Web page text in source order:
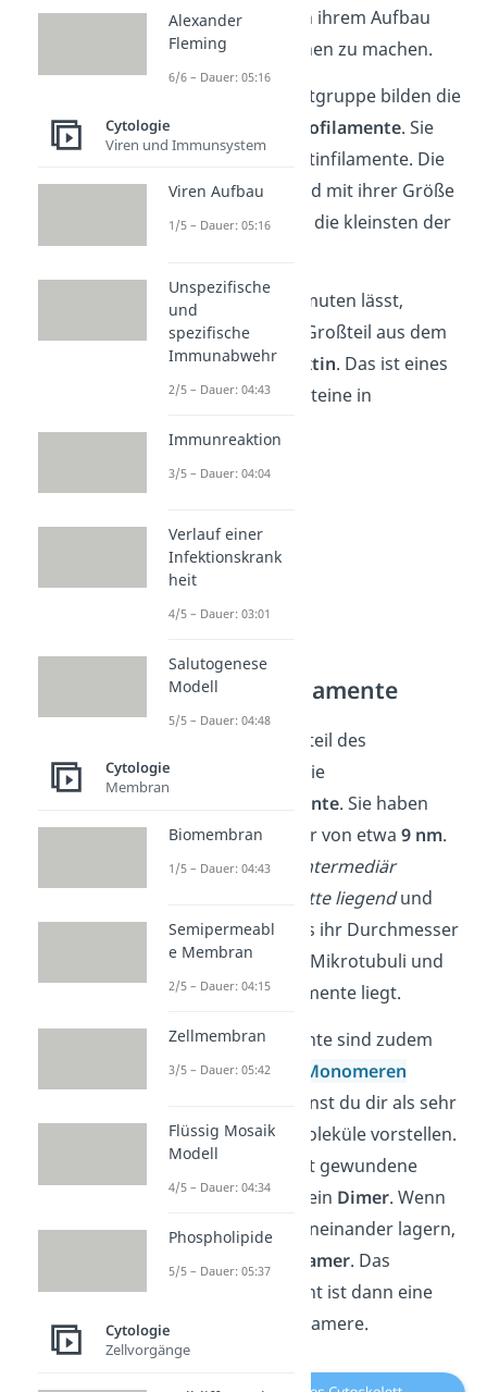
genaueres Bild von ihrem Aufbau
und ihren Funktionen zu machen.
Die zweite Filamentgruppe bilden die
sogenannten
Mikrofilamente. Sie
nennst du auch Aktinfilamente. Die
Mikrofilamente sind mit ihrer Größe
von nur etwa6 nm
die kleinsten der
Wie der Name vermuten lässt,
bestehen sie zum Großteil aus dem
Strukturprotein
Aktin. Das ist eines
der häufigsten Proteine in
Intermediärfilamente
Der dritte Bestandteil des
Cytoskeletts sind die
Intermediärfilamente. Sie haben
einen Durchmesser von etwa9 nm.
Die Bezeichnung
intermediär
in der Mitte liegendund
kommt daher, dass ihr Durchmesser
zwischen dem der Mikrotubuli und
dem der Mikrofilamente liegt.
Intermediärfilamente sind zudem
aus sogenannten
Monomeren
aufgebaut. Sie kannst du dir als sehr
reaktionsfähige Moleküle vorstellen.
Zwei um sich selbst gewundene
Monomere bilden ein Dimer. Wenn
sich zwei Dimere aneinander lagern,
bildet sich ein
Tetramer. Das
Intermediärfilament ist dann eine
Gruppe dieser Tetramere.
Alexander
Fleming
6/6 – Dauer: 05:16
Cytologie
Viren und Immunsystem
Viren Aufbau
1/5 – Dauer: 05:16
Unspezifische
und
spezifische
Immunabwehr
2/5 – Dauer: 04:43
Immunreaktion
3/5 – Dauer: 04:04
Verlauf einer
Infektionskrank
heit
4/5 – Dauer: 03:01
Salutogenese
Modell
5/5 – Dauer: 04:48
Cytologie
Membran
Biomembran
1/5 – Dauer: 04:43
Semipermeabl
e Membran
2/5 – Dauer: 04:15
Zellmembran
3/5 – Dauer: 05:42
Flüssig Mosaik
Modell
4/5 – Dauer: 04:34
Phospholipide
5/5 – Dauer: 05:37
Cytologie
Zellvorgänge